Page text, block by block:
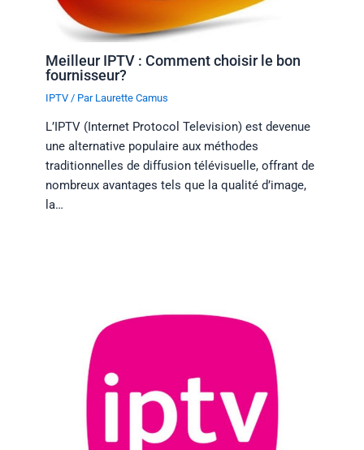
Meilleur IPTV : Comment choisir le bon
fournisseur?
IPTV / Par Laurette Camus
L’IPTV (Internet Protocol Television) est devenue
une alternative populaire aux méthodes
traditionnelles de diffusion télévisuelle, offrant de
nombreux avantages tels que la qualité d’image,
la…